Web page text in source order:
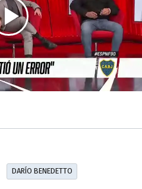
DARÍO BENEDETTO